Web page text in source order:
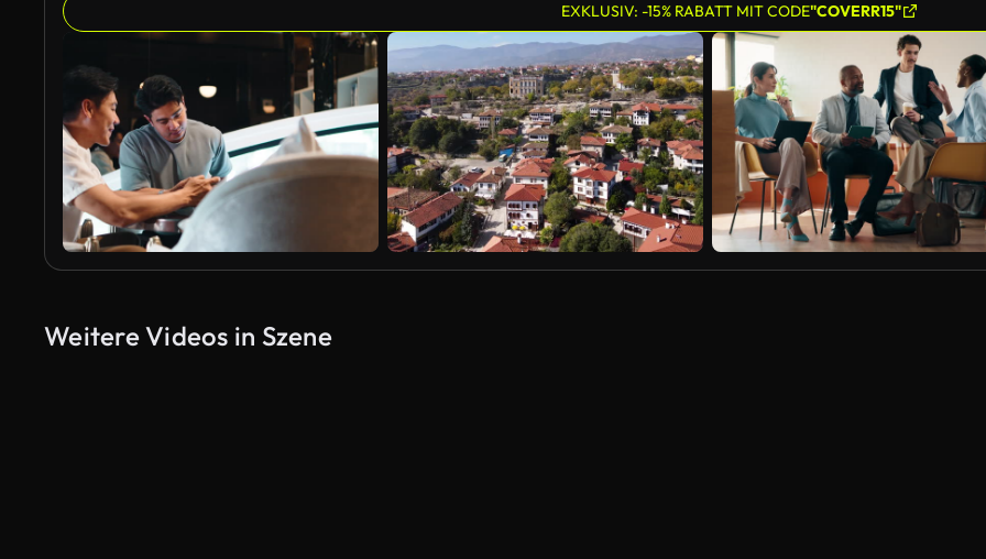
EXKLUSIV: -15% RABATT MIT CODE"COVERR15"
Weitere Videos in Szene